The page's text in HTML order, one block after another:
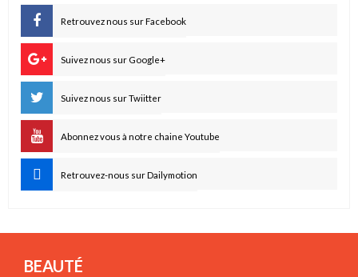
Retrouvez nous sur Facebook
Suivez nous sur Google+
Suivez nous sur Twiitter
Abonnez vous à notre chaine Youtube
Retrouvez-nous sur Dailymotion
BEAUTÉ